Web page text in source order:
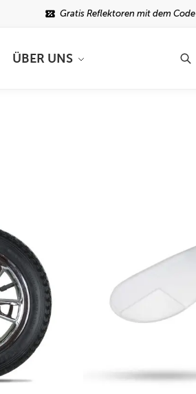
Gratis Reflektoren mit dem Code
ÜBER UNS